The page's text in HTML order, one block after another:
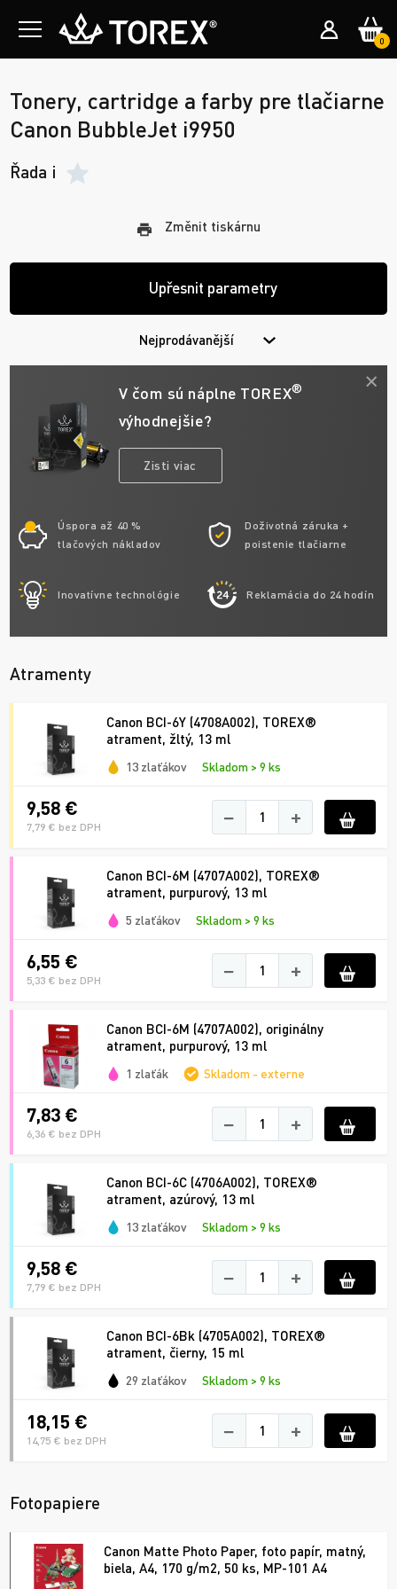
0
Tonery, cartridge a farby pre tlačiarne
Canon BubbleJet i9950
Řada i
Změnit tiskárnu
Upřesnit parametry
Nejprodávanější
V čom sú náplne TOREX®
výhodnejšie?
Zisti viac
Úspora až 40 %
tlačových nákladov
Doživotná záruka +
poistenie tlačiarne
Inovatívne technológie Reklamácia do 24 hodín
Atramenty
Canon BCI-6Y (4708A002), TOREX®
atrament, žltý, 13 ml
13 zlaťákov Skladom > 9 ks
9,58 €
7,79 € bez DPH − +
Canon BCI-6M (4707A002), TOREX®
atrament, purpurový, 13 ml
5 zlaťákov Skladom > 9 ks
6,55 €
5,33 € bez DPH − +
Canon BCI-6M (4707A002), originálny
atrament, purpurový, 13 ml
1 zlaťák Skladom - externe
7,83 €
6,36 € bez DPH − +
Canon BCI-6C (4706A002), TOREX®
atrament, azúrový, 13 ml
13 zlaťákov Skladom > 9 ks
9,58 €
7,79 € bez DPH − +
Canon BCI-6Bk (4705A002), TOREX®
atrament, čierny, 15 ml
29 zlaťákov Skladom > 9 ks
18,15 €
14,75 € bez DPH − +
Fotopapiere
Canon Matte Photo Paper, foto papír, matný,
biela, A4, 170 g/m2, 50 ks, MP-101 A4